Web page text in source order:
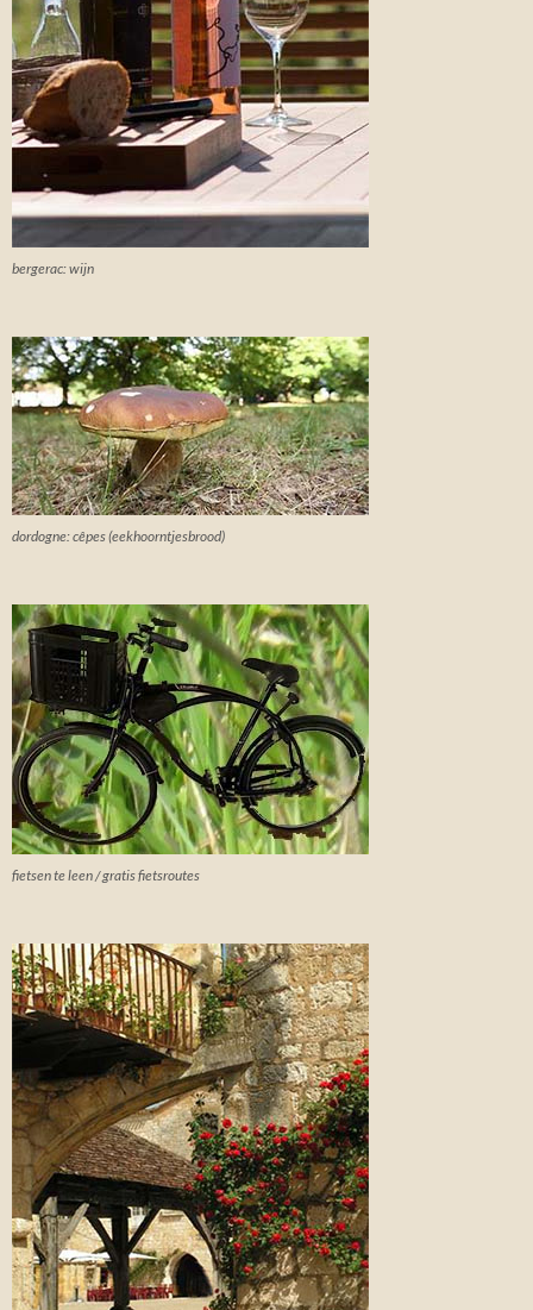
bergerac: wijn
dordogne: cêpes (eekhoorntjesbrood)
fietsen te leen / gratis fietsroutes